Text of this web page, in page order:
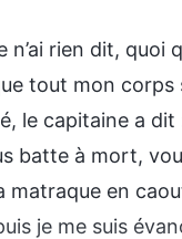
rien dit, quoi
tout mon
le capitaine a
batte à mort,
matraque en
je me suis